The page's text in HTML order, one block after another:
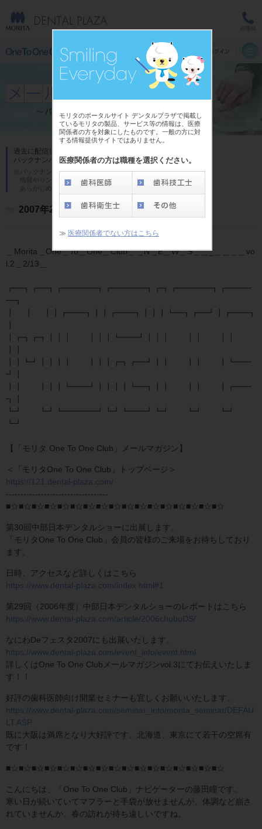
モリタのポータルサイト デンタルプラザで掲載し
ているモリタの製品、サービス等の情報は、医療
関係者の方を対象にしたものです。一般の方に対
する情報提供サイトではありません。
医療関係者の方は職種を選択ください。
≫ 医療関係者でない方はこちら
過去に配信した「One To One Club メール」の
バックナンバーです。
※バックナンバーの内容は発行時のものであり、
情報やリンク先が異なる場合がございます。
あらかじめご了承ください。
2007年2月号
＿Morita＿One＿To＿One＿Club＿＿N＿E＿W＿S＿＿_＿＿＿＿vo
l.2＿2/13＿
┏━┓┏━┓┏━━━━┓┏━━━━┓┏┓┏━━━━┓┏━━━
━┓
┃ ┃ ┃┃┏━━┓┃┃┏━━┓┃┃┃┗━┓┏━┛┃┏━━┓
┃┏┓┏┓┃┃┃ ┃┃┃┗━━┛┃┃┃ ┃┃ ┃┃
┃┃┗┛┃┃┃┃ ┃┃┃┏┓┏━┛┃┃ ┃┃ ┃┗━━
┛┃
┃┃ ┃┃┃┗━━┛┃┃┃┃┗━┓┃┃ ┃┃ ┃┏━━
┓┃
┗┛ ┗┛┗━━━━┛┗┛┗━━┛┗┛ ┗┛ ┗┛
┗┛
【「モリタ One To One Club」メールマガジン】
＜「モリタOne To One Club」トップページ＞
https://121.dental-plaza.com/
-----------------------------------
■☆■☆■☆■☆■☆■☆■☆■☆■☆■☆■☆■☆■☆■☆■☆■☆■☆
第30回中部日本デンタルショーに出展します。
「モリタOne To One Club」会員の皆様のご来場をお待ちしており
ます。
日時、アクセスなど詳しくはこちら
https://www.dental-plaza.com/index.html#1
第29回（2006年度）中部日本デンタルショーのレポートはこちら
https://www.dental-plaza.com/article/2006chubuDS/
なにわDeフェスタ2007にも出展いたします。
https://www.dental-plaza.com/event_info/event.html
詳しくはOne To One Clubメールマガジンvol.3にてお伝えいたしま
す！！
好評の歯科医師向け開業セミナーも宜しくお願いいたします。
https://www.dental-plaza.com/seminar_info/morita_seminar/DEFAU
LT.ASP
既に大阪は満席となり大好評です。北海道、東京にて若干の空席有
です！
■☆■☆■☆■☆■☆■☆■☆■☆■☆■☆■☆■☆■☆■☆■☆■☆■☆
こんにちは、「One To One Club」ナビゲーターの藤田瞳です。
寒い日が続いていてマフラーと手袋が放せませんが、体調など崩さ
れていませんか。春の訪れが待ち遠しいですね。